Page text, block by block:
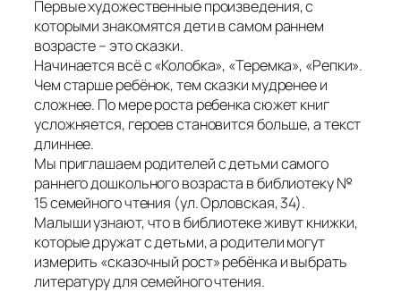
Первые художественные произведения, с
которыми знакомятся дети в самом раннем
возрасте – это сказки.
Начинается всё с «Колобка», «Теремка», «Репки».
Чем старше ребёнок, тем сказки мудренее и
сложнее. По мере роста ребенка сюжет книг
усложняется, героев становится больше, а текст
длиннее.
Мы приглашаем родителей с детьми самого
раннего дошкольного возраста в библиотеку №
15 семейного чтения (ул. Орловская, 34).
Малыши узнают, что в библиотеке живут книжки,
которые дружат с детьми, а родители могут
измерить «сказочный рост» ребёнка и выбрать
литературу для семейного чтения.